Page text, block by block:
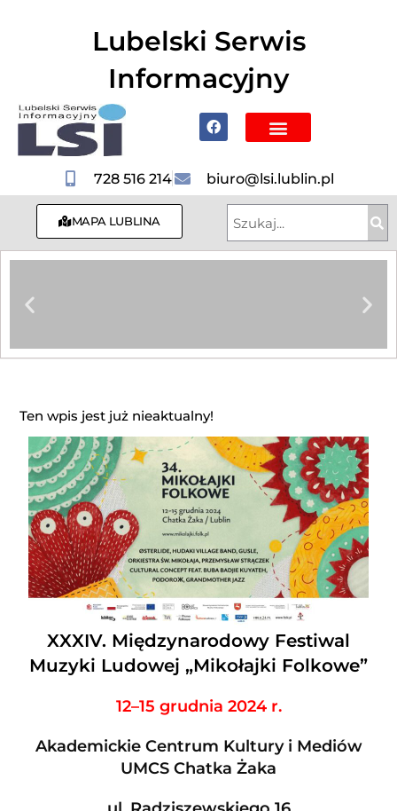
Lubelski Serwis
Informacyjny
728 516 214 biuro@lsi.lublin.pl
MAPA LUBLINA
Ten wpis jest już nieaktualny!
XXXIV. Międzynarodowy Festiwal
Muzyki Ludowej „Mikołajki Folkowe”
12–15 grudnia 2024 r.
Akademickie Centrum Kultury i Mediów
UMCS Chatka Żaka